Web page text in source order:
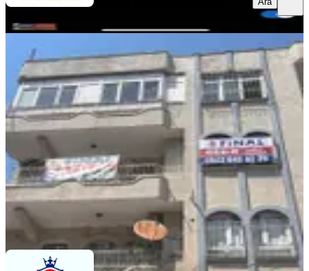
Şakirpaşa Caddesi Üzerinde Xx Large
Masrafsız 3+1 Daire
Seyhan, Şakirpaşa Mahallesi
3+1·175 m² Müstakil 06.08.2026
11.000 ₺
FİNAL GAYRİMENKUL mustafa emir özer
Ara